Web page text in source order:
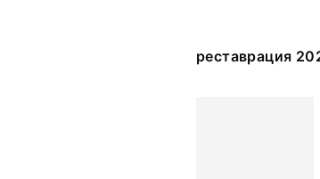
реставрация